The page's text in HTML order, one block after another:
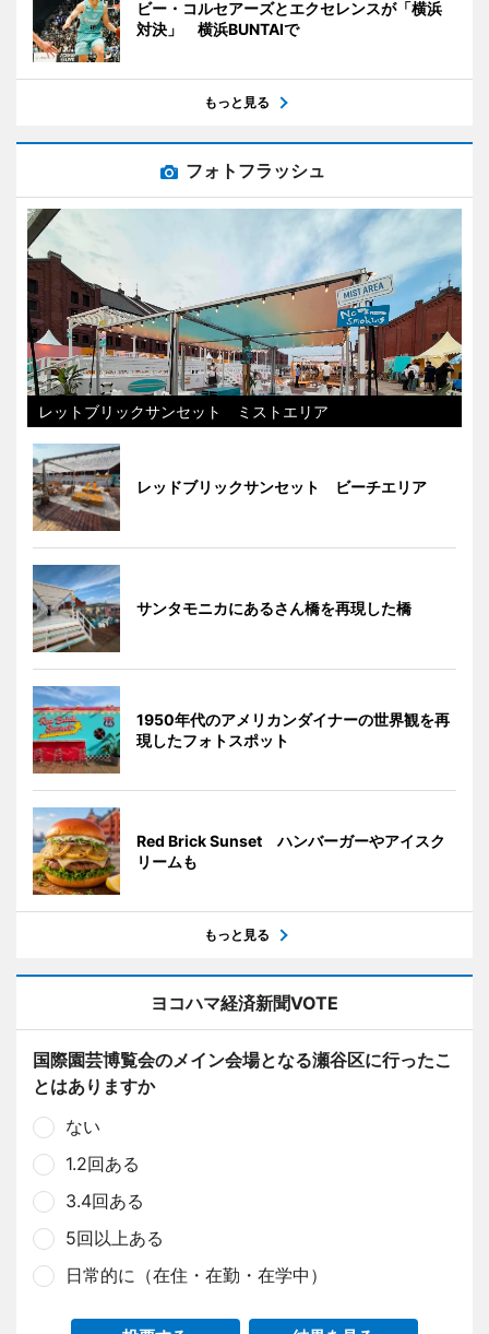
ビー・コルセアーズとエクセレンスが「横浜
対決」 横浜BUNTAIで
もっと見る
フォトフラッシュ
レットブリックサンセット ミストエリア
レッドブリックサンセット ビーチエリア
サンタモニカにあるさん橋を再現した橋
1950年代のアメリカンダイナーの世界観を再
現したフォトスポット
Red Brick Sunset ハンバーガーやアイスク
リームも
もっと見る
ヨコハマ経済新聞VOTE
国際園芸博覧会のメイン会場となる瀬谷区に行ったこ
とはありますか
ない
1.2回ある
3.4回ある
5回以上ある
日常的に（在住・在勤・在学中）